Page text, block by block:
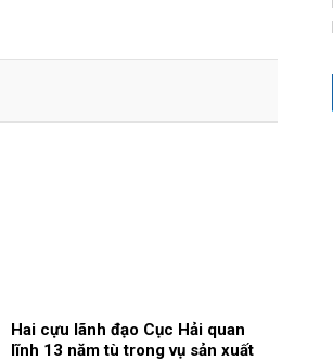
Hai cựu lãnh đạo Cục Hải quan
lĩnh 13 năm tù trong vụ sản xuất